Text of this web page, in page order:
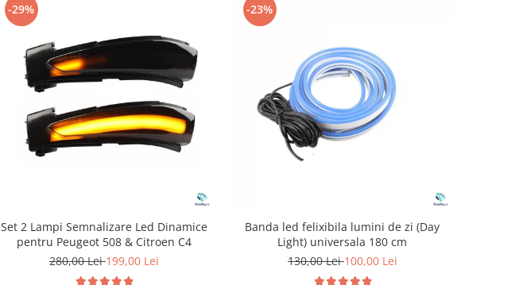
-29%
Set 2 Lampi Semnalizare Led Dinamice
pentru Peugeot 508 & Citroen C4
280,00 Lei199,00 Lei
-23%
Banda led felixibila lumini de zi (Day
Light) universala 180 cm
130,00 Lei100,00 Lei